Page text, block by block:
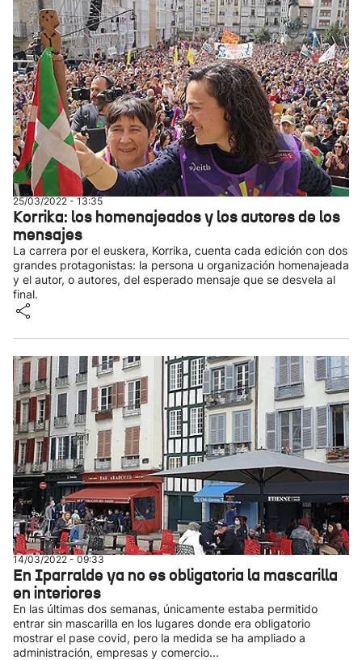
25/03/2022 - 13:35
Korrika: los homenajeados y los autores de los
mensajes
La carrera por el euskera, Korrika, cuenta cada edición con dos
grandes protagonistas: la persona u organización homenajeada
y el autor, o autores, del esperado mensaje que se desvela al
final.
14/03/2022 - 09:33
En Iparralde ya no es obligatoria la mascarilla
en interiores
En las últimas dos semanas, únicamente estaba permitido
entrar sin mascarilla en los lugares donde era obligatorio
mostrar el pase covid, pero la medida se ha ampliado a
administración, empresas y comercio...